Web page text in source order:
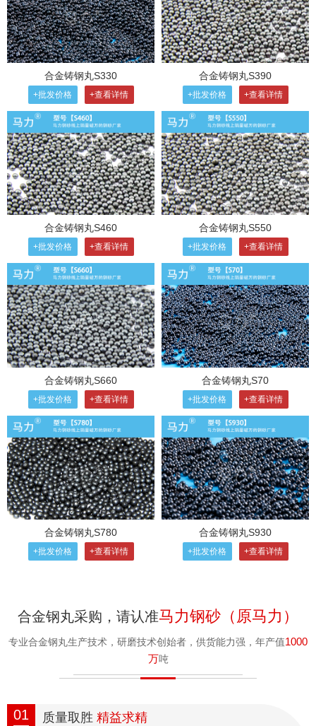
合金铸钢丸S330
+批发价格 +查看详情
合金铸钢丸S390
+批发价格 +查看详情
合金铸钢丸S460
+批发价格 +查看详情
合金铸钢丸S550
+批发价格 +查看详情
合金铸钢丸S660
+批发价格 +查看详情
合金铸钢丸S70
+批发价格 +查看详情
合金铸钢丸S780
+批发价格 +查看详情
合金铸钢丸S930
+批发价格 +查看详情
合金钢丸采购，请认准马力钢砂（原马力）
专业合金钢丸生产技术，研磨技术创始者，供货能力强，年产值1000
万吨
01 质量取胜 精益求精